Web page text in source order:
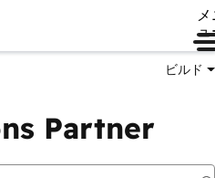
ュ
ビルド
Partner